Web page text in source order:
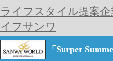
ライフスタイル提案
イフサンワ
「Surper